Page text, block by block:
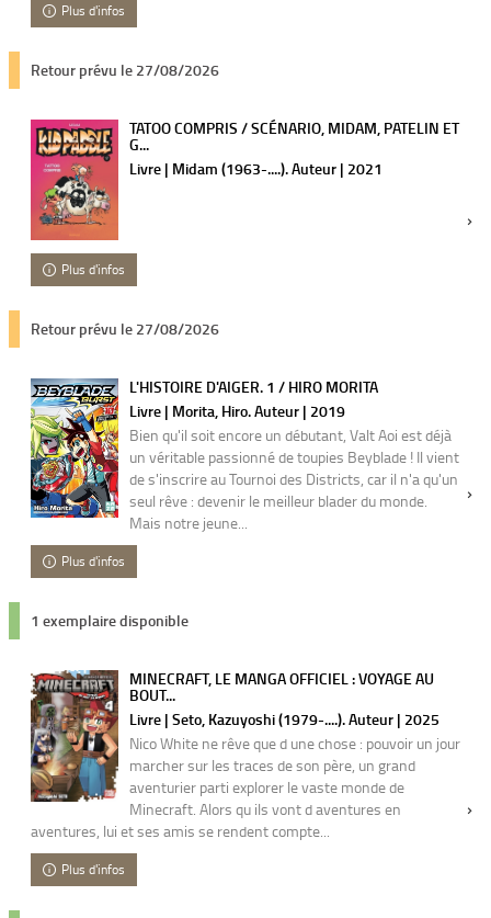
Plus d'infos
Retour prévu le 27/08/2026
TATOO COMPRIS / SCÉNARIO, MIDAM, PATELIN ET
G...
Livre | Midam (1963-....). Auteur | 2021
Plus d'infos
Retour prévu le 27/08/2026
L'HISTOIRE D'AIGER. 1 / HIRO MORITA
Livre | Morita, Hiro. Auteur | 2019
Bien qu'il soit encore un débutant, Valt Aoi est déjà
un véritable passionné de toupies Beyblade ! Il vient
de s'inscrire au Tournoi des Districts, car il n'a qu'un
seul rêve : devenir le meilleur blader du monde.
Mais notre jeune...
Plus d'infos
1 exemplaire disponible
MINECRAFT, LE MANGA OFFICIEL : VOYAGE AU
BOUT...
Livre | Seto, Kazuyoshi (1979-....). Auteur | 2025
Nico White ne rêve que d une chose : pouvoir un jour
marcher sur les traces de son père, un grand
aventurier parti explorer le vaste monde de
Minecraft. Alors qu ils vont d aventures en
aventures, lui et ses amis se rendent compte...
Plus d'infos